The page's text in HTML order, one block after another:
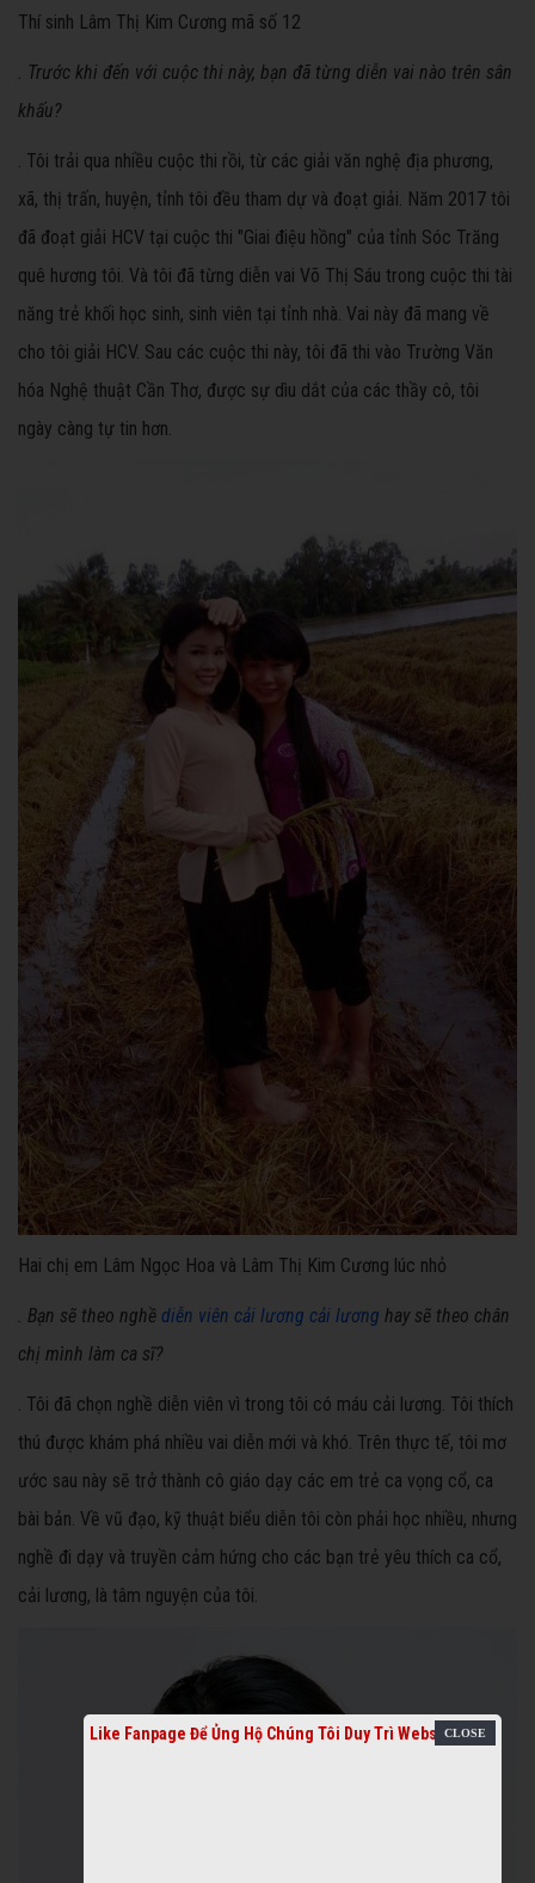
Thí sinh Lâm Thị Kim Cương mã số 12
. Trước khi đến với cuộc thi này, bạn đã từng diễn vai nào trên sân
khấu?
. Tôi trải qua nhiều cuộc thi rồi, từ các giải văn nghệ địa phương,
xã, thị trấn, huyện, tỉnh tôi đều tham dự và đoạt giải. Năm 2017 tôi
đã đoạt giải HCV tại cuộc thi "Giai điệu hồng" của tỉnh Sóc Trăng
quê hương tôi. Và tôi đã từng diễn vai Võ Thị Sáu trong cuộc thi tài
năng trẻ khối học sinh, sinh viên tại tỉnh nhà. Vai này đã mang về
cho tôi giải HCV. Sau các cuộc thi này, tôi đã thi vào Trường Văn
hóa Nghệ thuật Cần Thơ, được sự dìu dắt của các thầy cô, tôi
ngày càng tự tin hơn.
Hai chị em Lâm Ngọc Hoa và Lâm Thị Kim Cương lúc nhỏ
. Bạn sẽ theo nghề diễn viên cải lương cải lương hay sẽ theo chân
chị mình làm ca sĩ?
. Tôi đã chọn nghề diễn viên vì trong tôi có máu cải lương. Tôi thích
thú được khám phá nhiều vai diễn mới và khó. Trên thực tế, tôi mơ
ước sau này sẽ trở thành cô giáo dạy các em trẻ ca vọng cổ, ca
bài bản. Về vũ đạo, kỹ thuật biểu diễn tôi còn phải học nhiều, nhưng
nghề đi dạy và truyền cảm hứng cho các bạn trẻ yêu thích ca cổ,
cải lương, là tâm nguyện của tôi.
Like Fanpage Để Ủng Hộ Chúng Tôi Duy Trì Website